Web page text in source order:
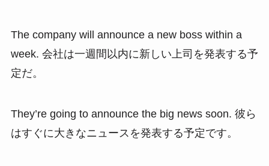
The company will announce a new boss within a
week. 会社は一週間以内に新しい上司を発表する予
定だ。
They’re going to announce the big news soon. 彼ら
はすぐに大きなニュースを発表する予定です。